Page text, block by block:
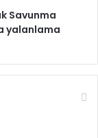
Savunma
yalanlama